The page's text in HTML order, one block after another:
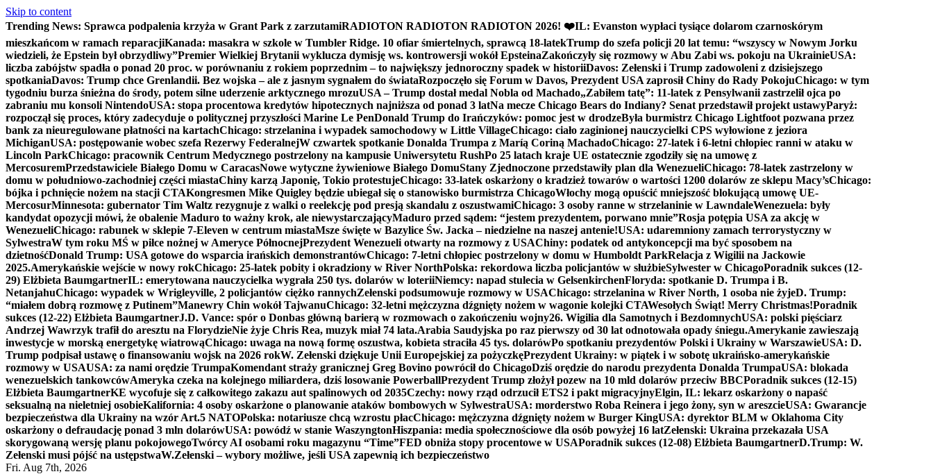
Skip to content
Trending News: Sprawca podpalenia krzyża w Grant Park z zarzutamiRADIOTON RADIOTON RADIOTON 2026! ❤️IL: Evanston wypłaci tysiące dolarom czarnoskórym
mieszkańcom w ramach reparacjiKanada: masakra w szkole w Tumbler Ridge. 10 ofiar śmiertelnych, sprawcą 18-latekTrump do szefa policji 20 lat temu: “wszyscy w Nowym Jorku
wiedzieli, że Epstein był obrzydliwy”Premier Wielkiej Brytanii wyklucza dymisję ws. kontrowersji wokół EpsteinaZakończyły się rozmowy w Abu Zabi ws. pokoju na UkrainieUSA:
liczba zabójstw spadła o ponad 20 proc. w porównaniu z rokiem poprzednim – to największy jednoroczny spadek w historiiDavos: Zełenski i Trump zadowoleni z dzisiejszego
spotkaniaDavos: Trump chce Grenlandii. Bez wojska – ale z jasnym sygnałem do świataRozpoczęło się Forum w Davos, Prezydent USA zaprosił Chiny do Rady PokojuChicago: w tym
tygodniu burza śnieżna do środy, potem silne uderzenie arktycznego mrozuUSA – Trump dostał medal Nobla od Machado„Zabiłem tatę”: 11-latek z Pensylwanii zastrzelił ojca po
zabraniu mu konsoli NintendoUSA: stopa procentowa kredytów hipotecznych najniższa od ponad 3 latNa mecze Chicago Bears do Indiany? Senat przedstawił projekt ustawyParyż:
rozpoczął się proces, który zadecyduje o politycznej przyszłości Marine Le PenDonald Trump do Irańczyków: pomoc jest w drodzeByła burmistrz Chicago Lightfoot pozwana przez
bank za nieuregulowane płatności na kartachChicago: strzelanina i wypadek samochodowy w Little VillageChicago: ciało zaginionej nauczycielki CPS wyłowione z jeziora
MichiganUSA: postępowanie wobec szefa Rezerwy FederalnejW czwartek spotkanie Donalda Trumpa z Maríą Coriną MachadoChicago: 27-latek i 6-letni chłopiec ranni w ataku w
Lincoln ParkChicago: pracownik Centrum Medycznego postrzelony na kampusie Uniwersytetu RushPo 25 latach kraje UE ostatecznie zgodziły się na umowę z
MercosuremPrzedstawiciele Białego Domu w CaracasNowe wytyczne żywieniowe Białego DomuStany Zjednoczone przedstawiły plan dla WenezueliChicago: 78-latek zastrzelony w
domu w południowo-zachodniej części miastaChiny karzą Japonię, Tokio protestujeChicago: 33-latek oskarżony o kradzież towarów o wartości 1200 dolarów ze sklepu Macy’sChicago:
bójka i pchnięcie nożem na stacji CTAKongresmen Mike Quigley będzie ubiegał się o stanowisko burmistrza ChicagoWłochy mogą opuścić mniejszość blokującą umowę UE-
MercosurMinnesota: gubernator Tim Waltz rezygnuje z walki o reelekcję pod presją skandalu z oszustwamiChicago: 3 osoby ranne w strzelaninie w LawndaleWenezuela: były
kandydat opozycji mówi, że obalenie Maduro to ważny krok, ale niewystarczającyMaduro przed sądem: “jestem prezydentem, porwano mnie”Rosja potępia USA za akcję w
WenezueliChicago: rabunek w sklepie 7-Eleven w centrum miastaMsze święte w Bazylice Św. Jacka – niedzielne na naszej antenie!USA: udaremniony zamach terrorystyczny w
SylwestraW tym roku MŚ w piłce nożnej w Ameryce PółnocnejPrezydent Wenezueli otwarty na rozmowy z USAChiny: podatek od antykoncepcji ma być sposobem na
dzietnośćDonald Trump: USA gotowe do wsparcia irańskich demonstrantówChicago: 7-letni chłopiec postrzelony w domu w Humboldt ParkRelacja z Wigilii na Jackowie
2025.Amerykańskie wejście w nowy rokChicago: 25-latek pobity i okradziony w River NorthPolska: rekordowa liczba policjantów w służbieSylwester w ChicagoPoradnik sukces (12-
29) Elżbieta BaumgartnerIL: emerytowana nauczycielka wygrała 250 tys. dolarów w loteriiNiemcy: napad stulecia w GelsenkirchenFloryda: spotkanie D. Trumpa i B.
NetanjahuChicago: wypadek w Wrigleyville, 2 policjantów ciężko rannychZełenski podsumowuje rozmowy w USAChicago: strzelanina w River North, 1 osoba nie żyjeD. Trump:
“miałem dobrą rozmowę z Putinem”Manewry Chin wokół TajwanuChicago: 32-letni mężczyzna dźgnięty nożem w wagonie kolejki CTAWesołych Świąt! Merry Christmas!Poradnik
sukces (12-22) Elżbieta BaumgartnerJ.D. Vance: spór o Donbas główną barierą w rozmowach o zakończeniu wojny26. Wigilia dla Samotnych i BezdomnychUSA: polski pięściarz
Andrzej Wawrzyk trafił do aresztu na FlorydzieNie żyje Chris Rea, muzyk miał 74 lata.Arabia Saudyjska po raz pierwszy od 30 lat odnotowała opady śniegu.Amerykanie zawieszają
inwestycje w morską energetykę wiatrowąChicago: uwaga na nową formę oszustwa, kobieta straciła 45 tys. dolarówPo spotkaniu prezydentów Polski i Ukrainy w WarszawieUSA: D.
Trump podpisał ustawę o finansowaniu wojsk na 2026 rokW. Zełenski dziękuje Unii Europejskiej za pożyczkęPrezydent Ukrainy: w piątek i w sobotę ukraińsko-amerykańskie
rozmowy w USAUSA: za nami orędzie TrumpaKomendant straży granicznej Greg Bovino powrócił do ChicagoDziś orędzie do narodu prezydenta Donalda TrumpaUSA: blokada
wenezuelskich tankowcówAmeryka czeka na kolejnego miliardera, dziś losowanie PowerballPrezydent Trump złożył pozew na 10 mld dolarów przeciw BBCPoradnik sukces (12-15)
Elżbieta BaumgartnerKE wycofuje się z całkowitego zakazu aut spalinowych od 2035Czechy: nowy rząd odrzucił ETS2 i pakt migracyjnyElgin, IL: lekarz oskarżony o napaść
seksualną na nieletniej osobieKalifornia: 4 osoby oskarżone o planowanie ataków bombowych w SylwestraUSA: morderstwo Roba Reinera i jego żony, syn w areszcieUSA: Gwarancje
bezpieczeństwa dla Ukrainy na wzór Art.5 NATOPolska: notariusze chcą wzrostu płacChicago: mężczyzna dźgnięty nożem w Burger KingUSA: dyrektor BLM w Oklahoma City
oskarżony o defraudację ponad 3 mln dolarówUSA: powódź w stanie WaszyngtonHiszpania: media społecznościowe dla osób powyżej 16 latZełenski: Ukraina przekazała USA
skorygowaną wersję planu pokojowegoTwórcy AI osobami roku magazynu “Time”FED obniża stopy procentowe w USAPoradnik sukces (12-08) Elżbieta BaumgartnerD.Trump: W.
Zełenski musi pójść na ustępstwaW.Zełenski – wybory możliwe, jeśli USA zapewnią ich bezpieczeństwo
Fri. Aug 7th, 2026